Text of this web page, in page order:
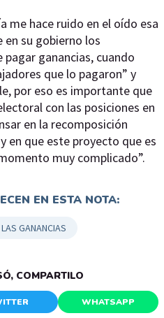
me hace ruido en el oído esa
en su gobierno los
ganancias, cuando
que lo pagaron” y
por eso es importante que
con las posiciones en
en la recomposición
en que este proyecto que es
muy complicado”.
EN ESTA NOTA:
GANANCIAS
COMPARTILO
WHATSAPP